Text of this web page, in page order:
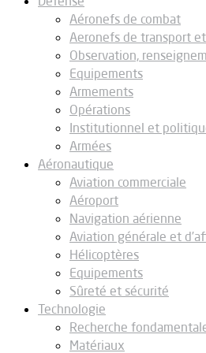
Aéronefs de combat
Aeronefs de transport
Observation,
Equipements
Armements
Opérations
Institutionnel et
Armées
Aéronautique
Aviation commerciale
Aéroport
Navigation aérienne
Aviation générale et
Hélicoptères
Equipements
Sûreté et sécurité
Technologie
Recherche
Matériaux